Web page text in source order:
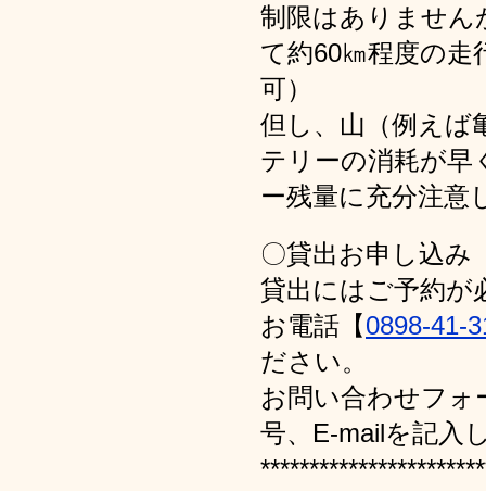
制限はありません
て約60㎞程度の走
可）
但し、山（例えば
テリーの消耗が早
ー残量に充分注意
〇貸出お申し込み
貸出にはご予約が
お電話【0898-41-
ださい。
お問い合わせフォ
号、E-mailを記入